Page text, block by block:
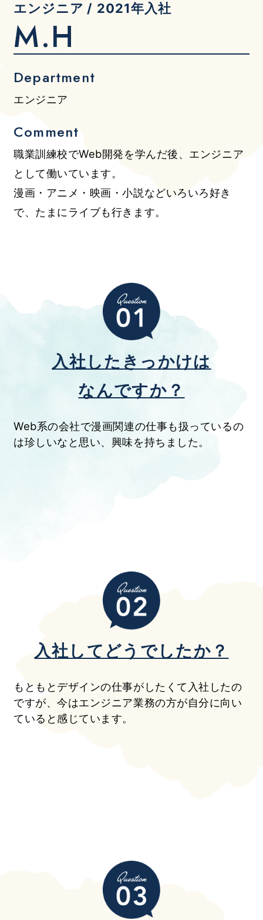
エンジニア 2021年入社
M.H
Department
エンジニア
Comment
職業訓練校でWeb開発を学んだ後、エンジニア
として働いています。
漫画・アニメ・映画・小説などいろいろ好き
で、たまにライブも行きます。
入社したきっかけは
なんですか？
Web系の会社で漫画関連の仕事も扱っているの
は珍しいなと思い、興味を持ちました。
入社してどうでしたか？
もともとデザインの仕事がしたくて入社したの
ですが、今はエンジニア業務の方が自分に向い
ていると感じています。